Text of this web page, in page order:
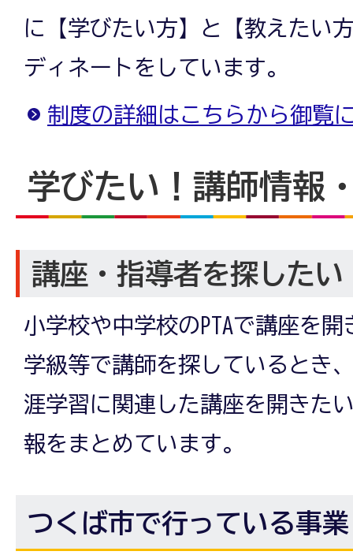
に【学びたい方】と【教えたい
ディネートをしています。
制度の詳細はこちらから御覧
学びたい！講師情報
講座・指導者を探したい
小学校や中学校のPTAで講座を
学級等で講師を探しているとき
涯学習に関連した講座を開きた
報をまとめています。
つくば市で行っている事業